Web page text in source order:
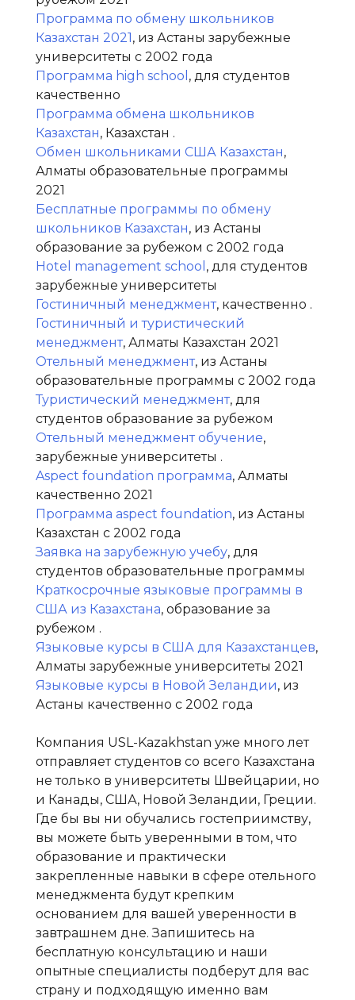
Программа по обмену школьников
Казахстан 2021, из Астаны зарубежные
университеты с 2002 года
Программа high school , для студентов
качественно
Программа обмена школьников
Казахстан, Казахстан .
Обмен школьниками США Казахстан,
Алматы образовательные программы
2021
Бесплатные программы по обмену
школьников Казахстан, из Астаны
образование за рубежом с 2002 года
Hotel management school , для студентов
зарубежные университеты
Гостиничный менеджмент, качественно .
Гостиничный и туристический
менеджмент, Алматы Казахстан 2021
Отельный менеджмент, из Астаны
образовательные программы с 2002 года
Туристический менеджмент, для
студентов образование за рубежом
Отельный менеджмент обучение,
зарубежные университеты .
Aspect foundation программа, Алматы
качественно 2021
Программа aspect foundation, из Астаны
Казахстан с 2002 года
Заявка на зарубежную учебу, для
студентов образовательные программы
Краткосрочные языковые программы в
США из Казахстана, образование за
рубежом .
Языковые курсы в США для Казахстанцев,
Алматы зарубежные университеты 2021
Языковые курсы в Новой Зеландии, из
Астаны качественно с 2002 года
Компания USL-Kazakhstan уже много лет
отправляет студентов со всего Казахстана
не только в университеты Швейцарии, но
и Канады, США, Новой Зеландии, Греции.
Где бы вы ни обучались гостеприимству,
вы можете быть уверенными в том, что
образование и практически
закрепленные навыки в сфере отельного
менеджмента будут крепким
основанием для вашей уверенности в
завтрашнем дне. Запишитесь на
бесплатную консультацию и наши
опытные специалисты подберут для вас
страну и подходящую именно вам